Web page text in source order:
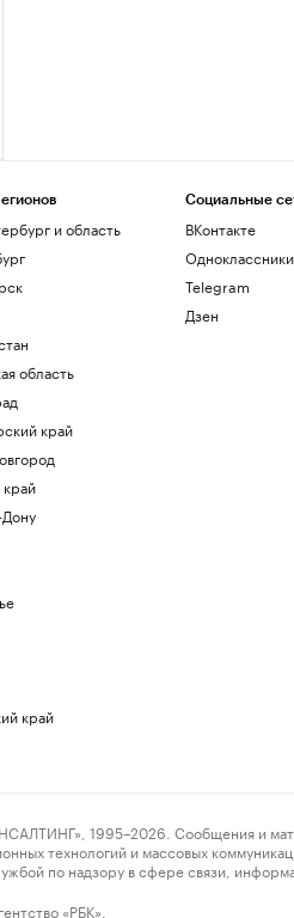
и область
область
край
край
Социальные
ВКонтакте
Одноклассники
Telegram
Дзен
1995–2026. Сообщения и
технологий и массовых
по надзору в сфере связи,
«РБК».